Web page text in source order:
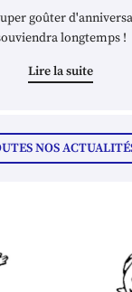
goûter
longtemps !
Lire la suite
NOS